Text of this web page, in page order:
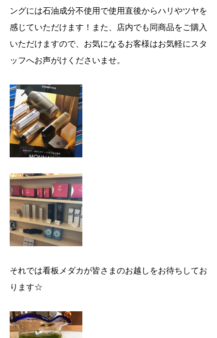
ングには石油成分不使用で使用直後からハリやツヤを
感じていただけます！また、店内でも同商品をご購入
いただけますので、お気になるお客様はお気軽にスタ
ッフへお声がけくださいませ。
それでは看板メダカが皆さまのお越しをお待ちしてお
ります☆